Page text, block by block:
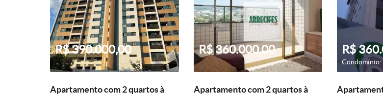
R$ 390.000,00
Apartamento com 2 quartos à
R$ 360.000,00
Apartamento com 2 quartos à
R$
Condomínio: